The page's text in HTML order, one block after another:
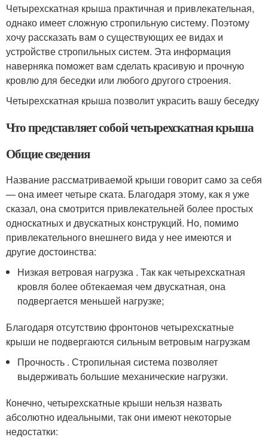
Четырехскатная крыша практичная и привлекательная,
однако имеет сложную стропильную систему. Поэтому
хочу рассказать вам о существующих ее видах и
устройстве стропильных систем. Эта информация
наверняка поможет вам сделать красивую и прочную
кровлю для беседки или любого другого строения.
Четырехскатная крыша позволит украсить вашу беседку
Что представляет собой четырехскатная крыша
Общие сведения
Название рассматриваемой крыши говорит само за себя
— она имеет четыре ската. Благодаря этому, как я уже
сказал, она смотрится привлекательней более простых
односкатных и двускатных конструкций. Но, помимо
привлекательного внешнего вида у нее имеются и
другие достоинства:
Низкая ветровая нагрузка . Так как четырехскатная
кровля более обтекаемая чем двускатная, она
подвергается меньшей нагрузке;
Благодаря отсутствию фронтонов четырехскатные
крыши не подвергаются сильным ветровым нагрузкам
Прочность . Стропильная система позволяет
выдерживать большие механические нагрузки.
Конечно, четырехскатные крыши нельзя назвать
абсолютно идеальными, так они имеют некоторые
недостатки: